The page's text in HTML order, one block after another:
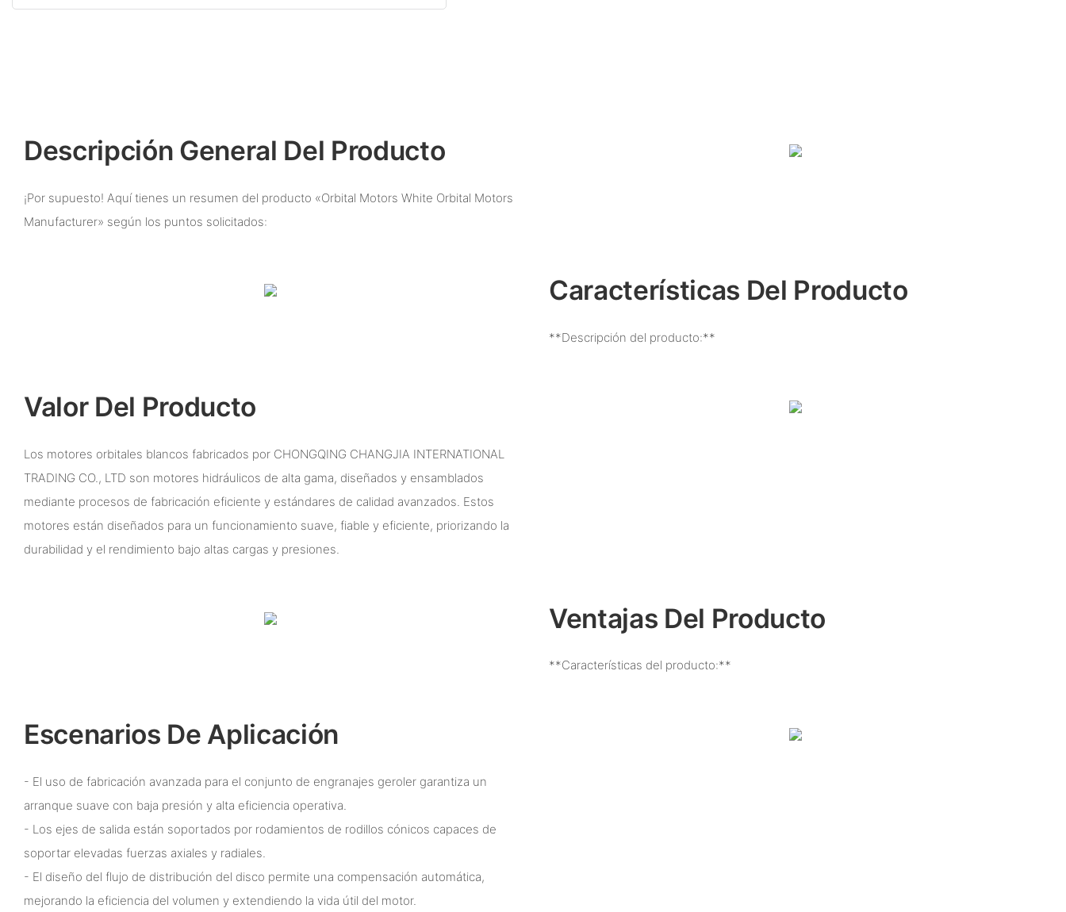
Descripción General Del Producto
¡Por supuesto! Aquí tienes un resumen del producto «Orbital Motors White Orbital Motors
Manufacturer» según los puntos solicitados:
Características Del Producto
**Descripción del producto:**
Valor Del Producto
Los motores orbitales blancos fabricados por CHONGQING CHANGJIA INTERNATIONAL
TRADING CO., LTD son motores hidráulicos de alta gama, diseñados y ensamblados
mediante procesos de fabricación eficiente y estándares de calidad avanzados. Estos
motores están diseñados para un funcionamiento suave, fiable y eficiente, priorizando la
durabilidad y el rendimiento bajo altas cargas y presiones.
Ventajas Del Producto
**Características del producto:**
Escenarios De Aplicación
- El uso de fabricación avanzada para el conjunto de engranajes geroler garantiza un
arranque suave con baja presión y alta eficiencia operativa.
- Los ejes de salida están soportados por rodamientos de rodillos cónicos capaces de
soportar elevadas fuerzas axiales y radiales.
- El diseño del flujo de distribución del disco permite una compensación automática,
mejorando la eficiencia del volumen y extendiendo la vida útil del motor.